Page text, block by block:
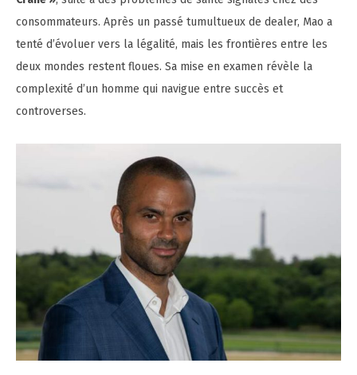
consommateurs. Après un passé tumultueux de dealer, Mao a
tenté d’évoluer vers la légalité, mais les frontières entre les
deux mondes restent floues. Sa mise en examen révèle la
complexité d’un homme qui navigue entre succès et
controverses.